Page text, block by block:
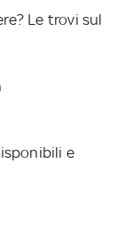
Le trovi sul
e